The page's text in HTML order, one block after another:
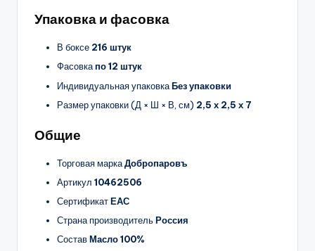
Упаковка и фасовка
В боксе 216 штук
Фасовкапо 12 штук
Индивидуальная упаковкаБез упаковки
Размер упаковки (Д × Ш × В, см) 2,5 х 2,5 х 7
Общие
Торговая маркаДобропаровъ
Артикул 10462506
СертификатЕАС
Страна производительРоссия
СоставМасло 100%